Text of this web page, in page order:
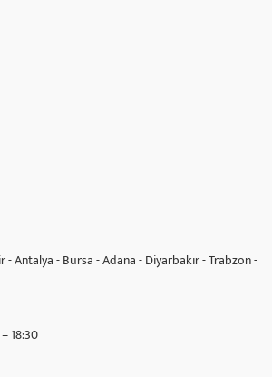
Antalya - Bursa - Adana - Diyarbakır - Trabzon -
18:30